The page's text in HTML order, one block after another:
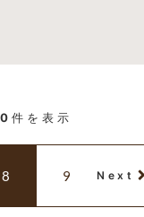
件を表示
8 9 Next